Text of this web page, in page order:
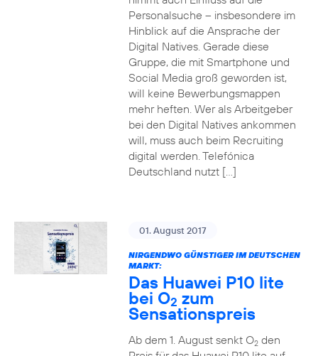
Personalsuche – insbesondere im
Hinblick auf die Ansprache der
Digital Natives. Gerade diese
Gruppe, die mit Smartphone und
Social Media groß geworden ist,
will keine Bewerbungsmappen
mehr heften. Wer als Arbeitgeber
bei den Digital Natives ankommen
will, muss auch beim Recruiting
digital werden. Telefónica
Deutschland nutzt […]
01. August 2017
NIRGENDWO GÜNSTIGER IM DEUTSCHEN
MARKT:
Das Huawei P10 lite
bei O2 zum
Sensationspreis
Ab dem 1. August senkt O2den